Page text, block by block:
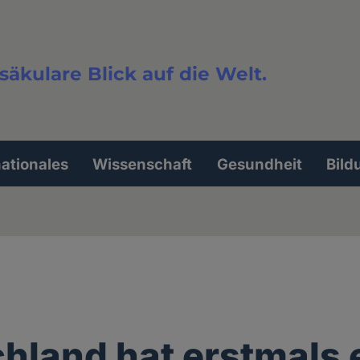
Blick auf die Welt.
Wissenschaft Gesundheit